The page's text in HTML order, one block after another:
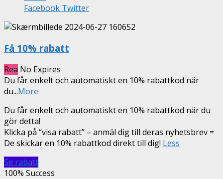
Facebook Twitter
Få 10% rabatt
Rea No Expires
Du får enkelt och automatiskt en 10% rabattkod när
du...More
Du får enkelt och automatiskt en 10% rabattkod när du
gör detta!
Klicka på “visa rabatt” – anmäl dig till deras nyhetsbrev =
De skickar en 10% rabattkod direkt till dig! Less
Se rabatt
100% Success